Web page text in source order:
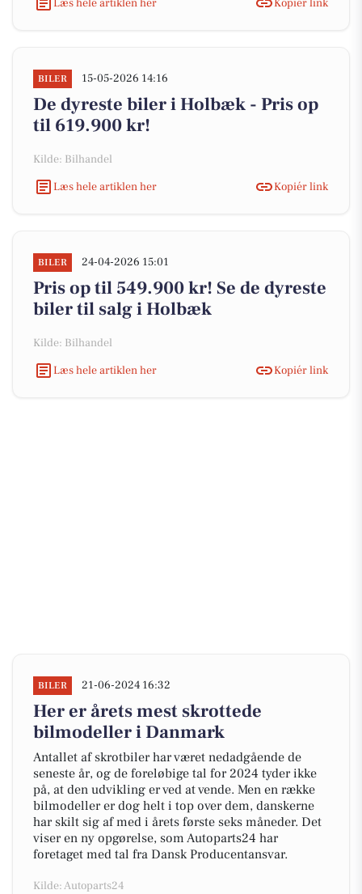
BILER 15-05-2026 14:16
De dyreste biler i Holbæk - Pris op
til 619.900 kr!
Kilde: Bilhandel
Læs hele artiklen her
Kopiér link
BILER 24-04-2026 15:01
Pris op til 549.900 kr! Se de dyreste
biler til salg i Holbæk
Kilde: Bilhandel
Læs hele artiklen her
Kopiér link
BILER 21-06-2024 16:32
Her er årets mest skrottede
bilmodeller i Danmark
Antallet af skrotbiler har været nedadgående de
seneste år, og de foreløbige tal for 2024 tyder ikke
på, at den udvikling er ved at vende. Men en række
bilmodeller er dog helt i top over dem, danskerne
har skilt sig af med i årets første seks måneder. Det
viser en ny opgørelse, som Autoparts24 har
foretaget med tal fra Dansk Producentansvar.
Kilde: Autoparts24